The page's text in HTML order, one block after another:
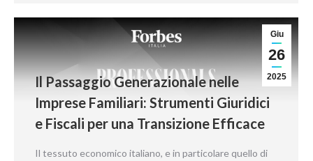
Giu
26
2025
Il Passaggio Generazionale nelle
Imprese Familiari: Strumenti Giuridici
e Fiscali per una Transizione Efficace
Il tessuto economico italiano, e in particolare quello di